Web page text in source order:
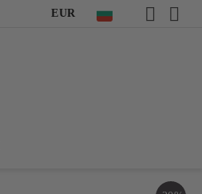
EUR